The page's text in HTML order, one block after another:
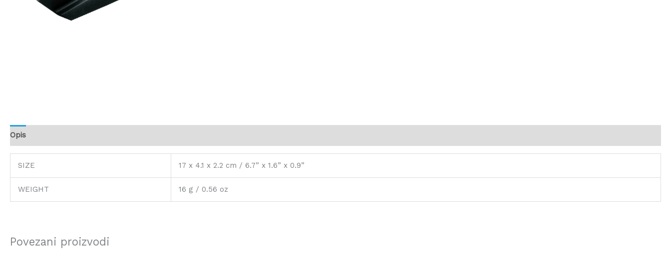
Opis
SIZE 17 x 4.1 x 2.2 cm / 6.7” x 1.6” x 0.9”
WEIGHT 16 g / 0.56 oz
Povezani proizvodi